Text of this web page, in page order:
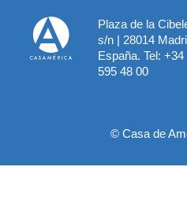
Plaza de la
s/n | 28014
España. Tel: +34
595 48 00
© Casa de